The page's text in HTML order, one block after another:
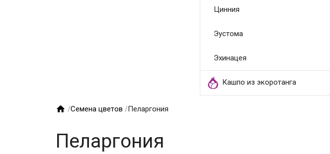
Цинния
Эустома
Эхинацея
Кашпо из экоротанга
 /Семена цветов /Пеларгония
Пеларгония